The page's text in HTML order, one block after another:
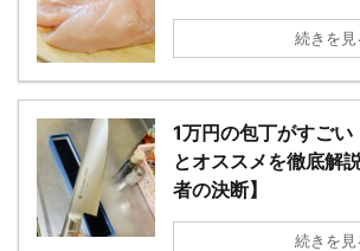
続きを見
1万円の包丁がすご
とオススメを徹底解
者の決断】
続きを見